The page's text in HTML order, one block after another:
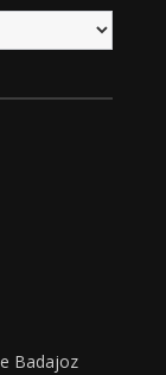
Badajoz